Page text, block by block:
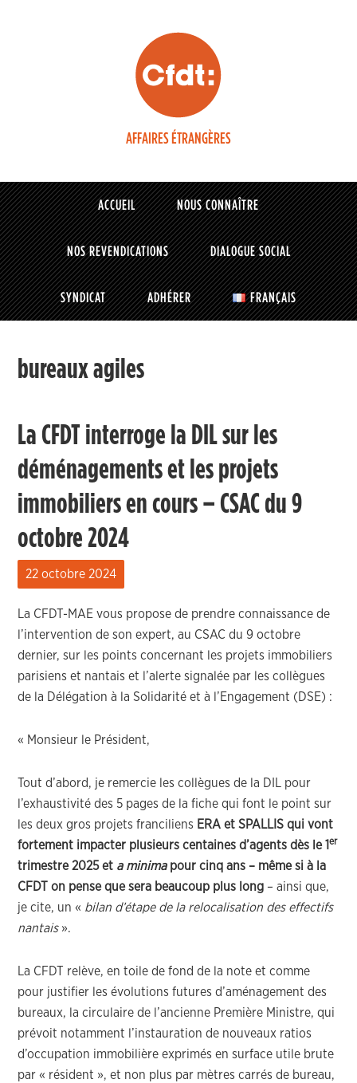
AFFAIRES ÉTRANGÈRES
ACCUEIL NOUS CONNAÎTRE
NOS REVENDICATIONS DIALOGUE SOCIAL
SYNDICAT ADHÉRER FRANÇAIS
bureaux agiles
La CFDT interroge la DIL sur les
déménagements et les projets
immobiliers en cours – CSAC du 9
octobre 2024
22 octobre 2024
La CFDT-MAE vous propose de prendre connaissance de
l’intervention de son expert, au CSAC du 9 octobre
dernier, sur les points concernant les projets immobiliers
parisiens et nantais et l’alerte signalée par les collègues
de la Délégation à la Solidarité et à l’Engagement (DSE) :
« Monsieur le Président,
Tout d’abord, je remercie les collègues de la DIL pour
l’exhaustivité des 5 pages de la fiche qui font le point sur
les deux gros projets franciliens ERA et SPALLIS qui vont
fortement impacter plusieurs centaines d’agents dès le 1er
trimestre 2025 et a minimapour cinq ans – même si à la
CFDT on pense que sera beaucoup plus long – ainsi que,
je cite, un « bilan d’étape de la relocalisation des effectifs
nantais».
La CFDT relève, en toile de fond de la note et comme
pour justifier les évolutions futures d’aménagement des
bureaux, la circulaire de l’ancienne Première Ministre, qui
prévoit notamment l’instauration de nouveaux ratios
d’occupation immobilière exprimés en surface utile brute
par « résident », et non plus par mètres carrés de bureau,